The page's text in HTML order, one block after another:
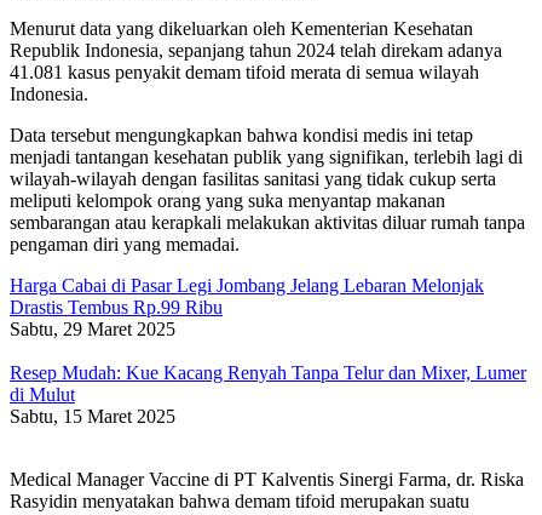
Menurut data yang dikeluarkan oleh Kementerian Kesehatan
Republik Indonesia, sepanjang tahun 2024 telah direkam adanya
41.081 kasus penyakit demam tifoid merata di semua wilayah
Indonesia.
Data tersebut mengungkapkan bahwa kondisi medis ini tetap
menjadi tantangan kesehatan publik yang signifikan, terlebih lagi di
wilayah-wilayah dengan fasilitas sanitasi yang tidak cukup serta
meliputi kelompok orang yang suka menyantap makanan
sembarangan atau kerapkali melakukan aktivitas diluar rumah tanpa
pengaman diri yang memadai.
Harga Cabai di Pasar Legi Jombang Jelang Lebaran Melonjak
Drastis Tembus Rp.99 Ribu
Sabtu, 29 Maret 2025
Resep Mudah: Kue Kacang Renyah Tanpa Telur dan Mixer, Lumer
di Mulut
Sabtu, 15 Maret 2025
Medical Manager Vaccine di PT Kalventis Sinergi Farma, dr. Riska
Rasyidin menyatakan bahwa demam tifoid merupakan suatu